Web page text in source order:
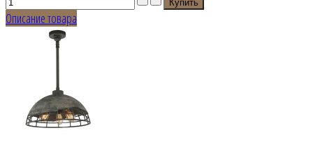
Описание товара